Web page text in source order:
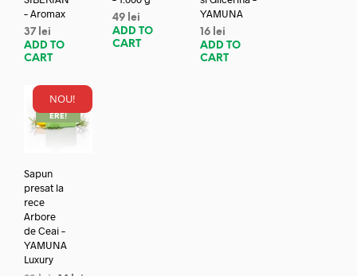
– Aromax
37 lei
ADD TO
CART
49 lei
ADD TO
CART
YAMUNA
16 lei
ADD TO
CART
NOU!
REDUC
ERE!
Sapun
presat la
rece
Arbore
de Ceai –
YAMUNA
Luxury